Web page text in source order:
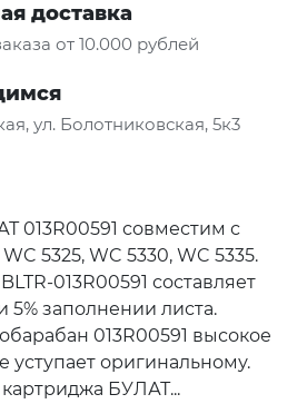
доставка
от 10.000 рублей
ул. Болотниковская, 5к3
013R00591 совместим с
5325, WC 5330, WC 5335.
013R00591 составляет
заполнении листа.
013R00591 высокое
уступает оригинальному.
БУЛАТ...